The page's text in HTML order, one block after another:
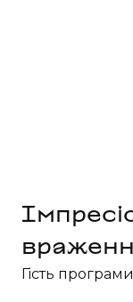
Гість